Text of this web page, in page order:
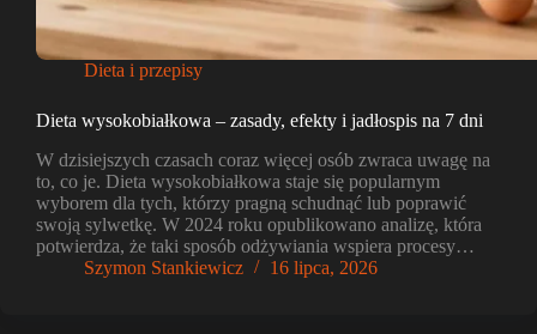
Dieta i przepisy
Dieta wysokobiałkowa – zasady, efekty i jadłospis na 7 dni
W dzisiejszych czasach coraz więcej osób zwraca uwagę na
to, co je. Dieta wysokobiałkowa staje się popularnym
wyborem dla tych, którzy pragną schudnąć lub poprawić
swoją sylwetkę. W 2024 roku opublikowano analizę, która
potwierdza, że taki sposób odżywiania wspiera procesy…
Szymon Stankiewicz
16 lipca, 2026